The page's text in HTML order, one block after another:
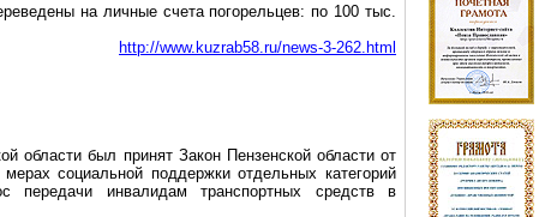
на личные счета погорельцев: по 100 тыс.
http://www.kuzrab58.ru/news-3-262.html
области был принят Закон Пензенской области от
социальной поддержки отдельных категорий
передачи инвалидам транспортных средств в